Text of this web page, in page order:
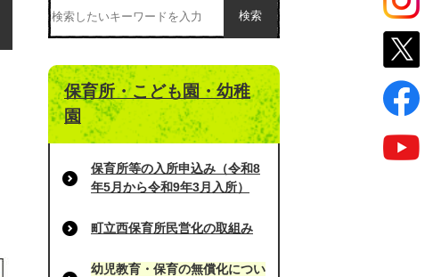
検索
保育所・こども園・幼稚
園
保育所等の入所申込み（令和8
年5月から令和9年3月入所）
町立西保育所民営化の取組み
幼児教育・保育の無償化につい